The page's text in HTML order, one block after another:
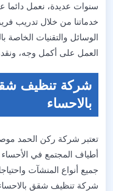
سنوات عديدة، نعمل
خدماتنا من خلال تدريب
الوسائل والتقنيات الخاصة
العمل على أكمل وجه،
شركة تنظيف
بالاحساء
تعتبر شركة ركن الحمد
أطياف المجتمع في
جميع أنواع المنشآت
شركة تنظيف شقق